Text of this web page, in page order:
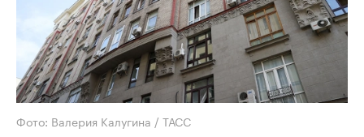
Фото: Валерия Калугина / ТАСС